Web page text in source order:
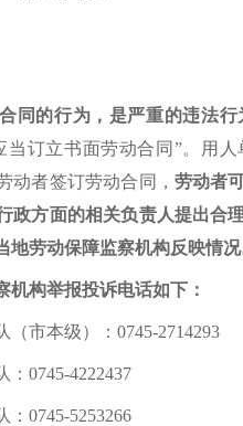
同的行为，是严重的违法行
当订立书面劳动合同”。用
动者签订劳动合同， 劳动者
政方面的相关负责人提出合
劳动保障监察机构反映情况
机构举报投诉电话如下：
市本级）：0745-2714293
0745-4222437
：0745-5253266